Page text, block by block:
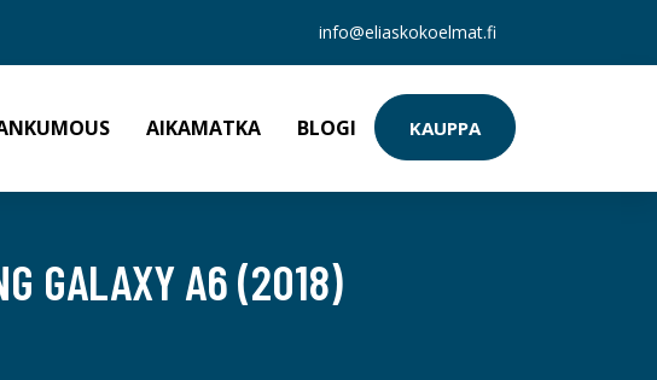
info@eliaskokoelmat.fi
AIKAMATKA BLOGI KAUPPA
GALAXY A6 (2018)